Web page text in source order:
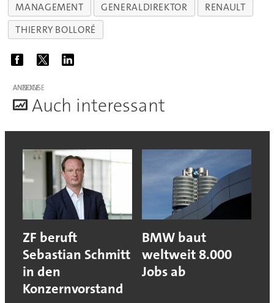
MANAGEMENT
GENERALDIREKTOR
RENAULT
THIERRY BOLLORÉ
ANZEIGE
Auch interessant
ZF beruft
Sebastian Schmitt
in den
Konzernvorstand
BMW baut
weltweit 8.000
Jobs ab